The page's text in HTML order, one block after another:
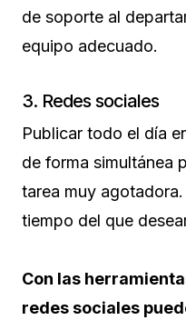
de soporte al
equipo adecuado.
3. Redes sociales
Publicar todo el día
de forma simultánea
tarea muy
tiempo del que
Con las
redes sociales